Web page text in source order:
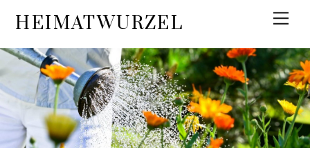
content
HEIMATWURZEL